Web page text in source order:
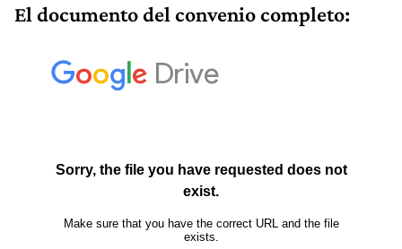
El documento del convenio completo: